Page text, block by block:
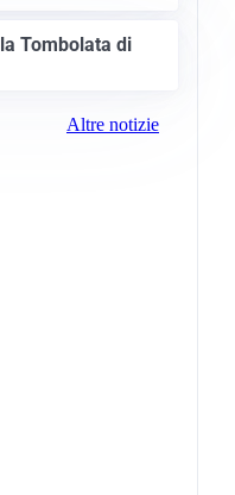
Tombolata di
Altre notizie